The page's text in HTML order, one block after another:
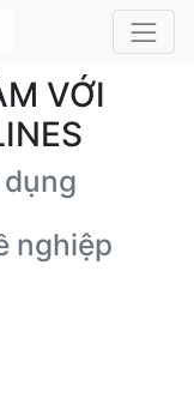
VỚI
nghiệp